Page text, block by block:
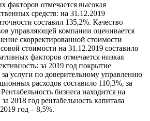
факторов отмечается высокая
средств: на 31.12.2019
составил 135,2%. Качество
управляющей компании оценивается
скорректированной стоимости
стоимости на 31.12.2019 составило
факторов отмечается низкая
за 2019 год покрытие
услуги по доверительному управлению
расходов составило 110,3%, за
бизнеса находится на
2018 год рентабельность капитала
год – 8,5%.